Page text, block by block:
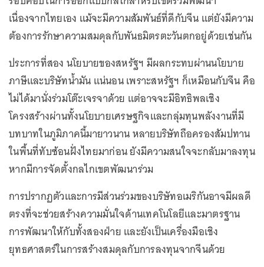
เนื่องจากไทยเอง แม้จะมีความสัมพันธ์ที่ดีกับจีน แต่ยังมีความ
ต้องการรักษาความสมดุลกับพันธมิตรตะวันตกอยู่ด้วยเช่นกัน
ประการที่สอง นโยบายของสหรัฐฯ มีผลกระทบผ่านนโยบาย
ภาษีและบริษัทน้ำมัน แน่นอน เพราะสหรัฐฯ ก็เหมือนกับจีน คือ
ไม่ได้มานั่งร่วมโต๊ะเจรจาด้วย แต่อาจจะมีอิทธิพลเชิง
โครงสร้างผ่านทั้งนโยบายเศรษฐกิจและกลุ่มทุนพลังงานที่มี
บทบาทในภูมิภาคนี้มายาวนาน หลายบริษัทถือครองสัมปทาน
ในพื้นที่ทับซ้อนฝั่งไทยมาก่อน ยังมีความสนใจจะกลับมาลงทุน
หากมีการจัดตั้งกลไกเขตพัฒนาร่วม
การปรากฏตัวและการมีส่วนร่วมของบริษัทอเมริกันอาจมีผลดี
ตรงที่จะช่วยสร้างความมั่นใจด้านเทคโนโลยีและมาตรฐาน
การพัฒนาให้กับทั้งสองฝ่าย และยังเป็นเครื่องมือเชิง
ยุทธศาสตร์ในการสร้างสมดุลกับการลงทุนจากจีนด้วย